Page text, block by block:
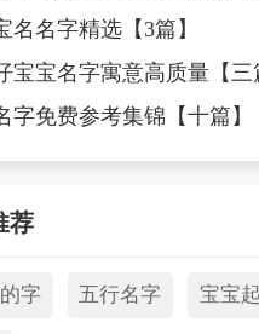
名名字精选【3篇】
宝宝名字寓意高质量【三
字免费参考集锦【十篇】
荐
字 五行名字 宝宝